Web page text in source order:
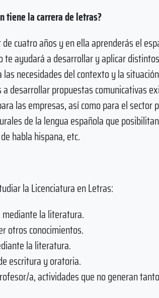
tiene la carrera de letras?
cuatro años y en ella aprenderás el
te ayudará a desarrollar y aplicar
necesidades del contexto y la
desarrollar propuestas comunicativas
las empresas, así como para el sector
de la lengua española que
habla hispana, etc.
la Licenciatura en Letras:
la literatura.
otros conocimientos.
la literatura.
escritura y oratoria.
a, actividades que no generan